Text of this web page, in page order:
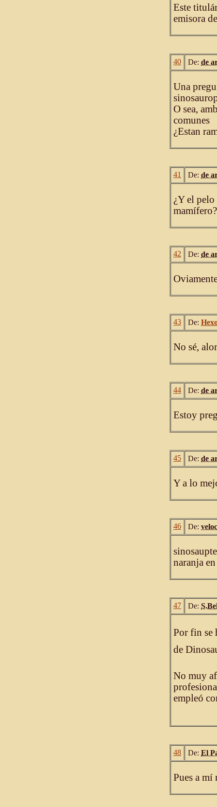
Este
emisora
40 De: de
Una
O sea,
comunes
¿Estan
41 De: de
¿Y el pelo
mamífero?
42 De: de
43 De:
No sé,
44 De: de
Estoy
45 De: de
Y a lo
46 De:
naranja
47 De:
Por fin
de
No muy
empleó
48 De: El
Pues a mí